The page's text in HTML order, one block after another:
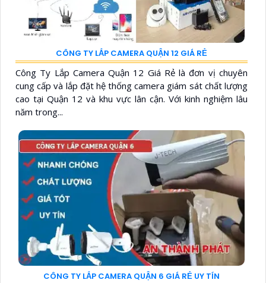
CÔNG TY LẮP CAMERA QUẬN 12 GIÁ RẺ
Công Ty Lắp Camera Quận 12 Giá Rẻ là đơn vị chuyên
cung cấp và lắp đặt hệ thống camera giám sát chất lượng
cao tại Quận 12 và khu vực lân cận. Với kinh nghiệm lâu
năm trong...
CÔNG TY LẮP CAMERA QUẬN 6 GIÁ RẺ UY TÍN